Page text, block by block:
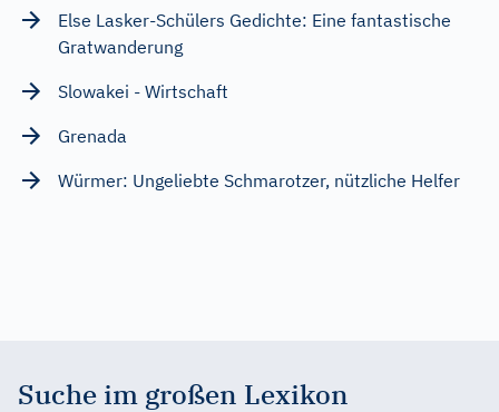
Else Lasker-Schülers Gedichte: Eine fantastische
Gratwanderung
Slowakei - Wirtschaft
Grenada
Würmer: Ungeliebte Schmarotzer, nützliche Helfer
Suche im großen Lexikon